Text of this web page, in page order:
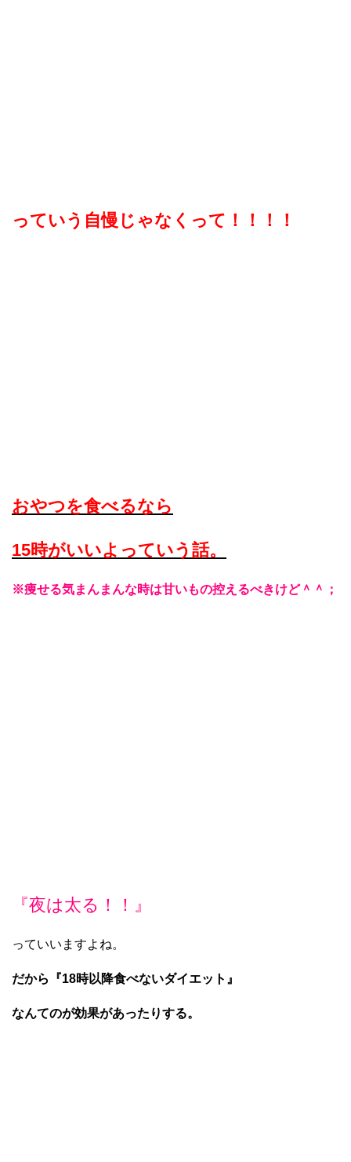
っていう自慢じゃなくって！！！！
おやつを食べるなら
15時がいいよっていう話。
※痩せる気まんまんな時は甘いもの控えるべきけど＾＾；
『夜は太る！！』
っていいますよね。
だから『18時以降食べないダイエット』
なんてのが効果があったりする。